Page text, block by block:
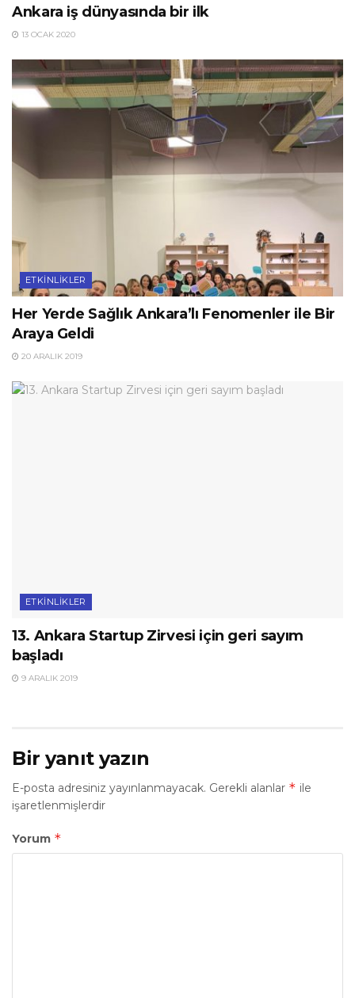
Ankara iş dünyasında bir ilk
13 OCAK 2020
ETKINLIKLER
Her Yerde Sağlık Ankara’lı Fenomenler ile Bir
Araya Geldi
20 ARALIK 2019
ETKINLIKLER
13. Ankara Startup Zirvesi için geri sayım
başladı
9 ARALIK 2019
Bir yanıt yazın
E-posta adresiniz yayınlanmayacak. Gerekli alanlar * ile
işaretlenmişlerdir
Yorum *